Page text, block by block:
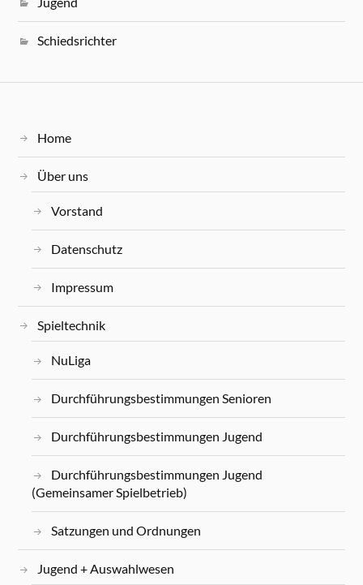
Schiedsrichter
Home
Über uns
Vorstand
Datenschutz
Impressum
Spieltechnik
NuLiga
Durchführungsbestimmungen Senioren
Durchführungsbestimmungen Jugend
Durchführungsbestimmungen Jugend
(Gemeinsamer Spielbetrieb)
Satzungen und Ordnungen
Jugend + Auswahlwesen